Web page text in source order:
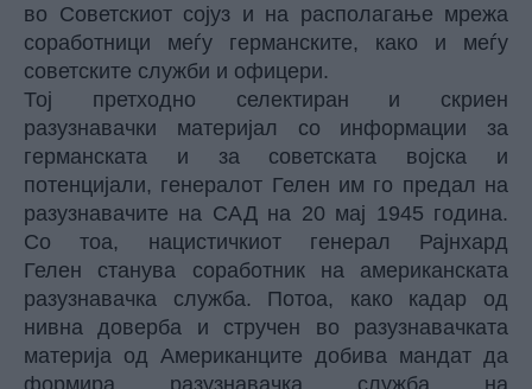
во Советскиот сојуз и на располагање мрежа
соработници меѓу германските, како и меѓу
советските служби и офицери.
Тој претходно селектиран и скриен
разузнавачки материјал со информации за
германската и за советската војска и
потенцијали, генералот Гелен им го предал на
разузнавачите на САД на 20 мај 1945 година.
Со тоа, нацистичкиот генерал Рајнхард
Гелен станува соработник на американската
разузнавачка служба. Потоа, како кадар од
нивна доверба и стручен во разузнавачката
материја од Американците добива мандат да